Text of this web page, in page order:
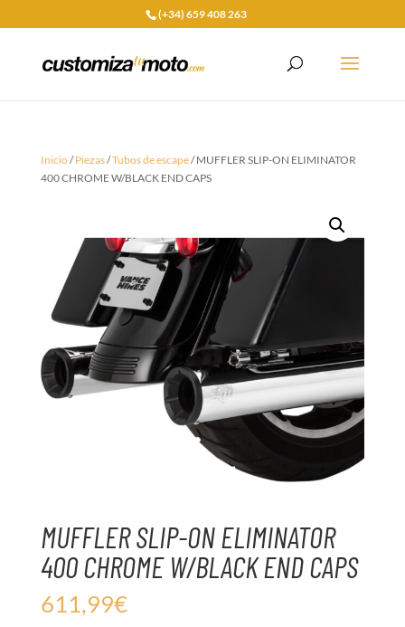
(+34) 659 408 263
Inicio/Piezas/Tubos de escape/ MUFFLER SLIP-ON ELIMINATOR
400 CHROME W/BLACK END CAPS
MUFFLER SLIP-ON ELIMINATOR
400 CHROME W/BLACK END CAPS
611,99€